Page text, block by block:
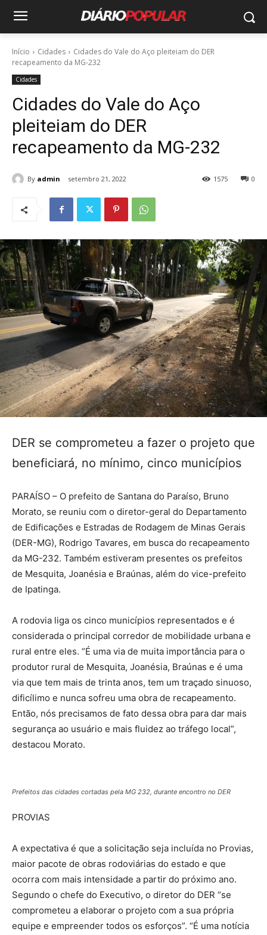
Início Cidades
Cidades do Vale do Aço pleiteiam do DER
recapeamento da MG-232
Cidades
Cidades do Vale do Aço
pleiteiam do DER
recapeamento da MG-232
By admin setembro 21, 2022 0
1575
DER se comprometeu a fazer o projeto que
beneficiará, no mínimo, cinco municípios
PARAÍSO – O prefeito de Santana do Paraíso, Bruno
Morato, se reuniu com o diretor-geral do Departamento
de Edificações e Estradas de Rodagem de Minas Gerais
(DER-MG), Rodrigo Tavares, em busca do recapeamento
da MG-232. Também estiveram presentes os prefeitos
de Mesquita, Joanésia e Braúnas, além do vice-prefeito
de Ipatinga.
A rodovia liga os cinco municípios representados e é
considerada o principal corredor de mobilidade urbana e
rural entre eles. “É uma via de muita importância para o
produtor rural de Mesquita, Joanésia, Braúnas e é uma
via que tem mais de trinta anos, tem um traçado sinuoso,
dificílimo e nunca sofreu uma obra de recapeamento.
Então, nós precisamos de fato dessa obra para dar mais
segurança ao usuário e mais fluidez ao tráfego local”,
destacou Morato.
Prefeitos das cidades cortadas pela MG 232, durante encontro no DER
PROVIAS
A expectativa é que a solicitação seja incluída no Provias,
maior pacote de obras rodoviárias do estado e que
ocorra com mais intensidade a partir do próximo ano.
Segundo o chefe do Executivo, o diretor do DER “se
comprometeu a elaborar o projeto com a sua própria
equipe e empreender todos os esforços”. “É uma notícia